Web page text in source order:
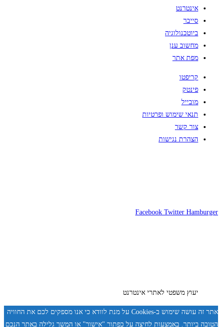
אינטרנט
סייבר
ביוטכנולוגיה
מחשוב ענן
מפת אתר
קריפטו
פינטק
מובייל
תנאי שימוש ופרטיות
צור קשר
הצהרת נגישות
Facebook Twitter Hamburger
יעוץ משפטי לאתרי אינטרנט
אתר זה עושה שימוש ב-Cookies על מנת לוודא כי אנו מספקים לכם את החוויה
הטובה ביותר. באמצעות לחיצה על כפתור "אישור" או המשך גלילה באתר הנכם